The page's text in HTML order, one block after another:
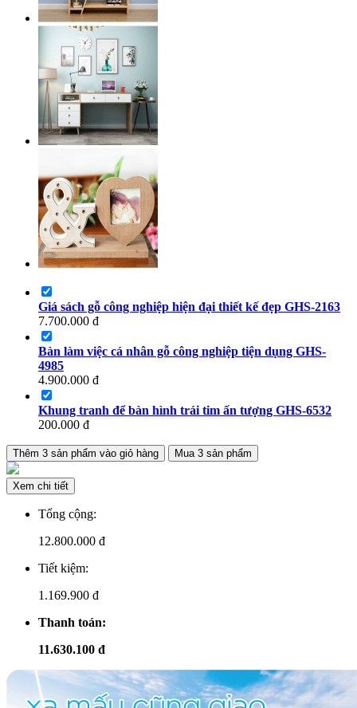
Giá sách gỗ công nghiệp hiện đại thiết kế đẹp GHS-2163
7.700.000 đ
Bàn làm việc cá nhân gỗ công nghiệp tiện dụng GHS-
4985
4.900.000 đ
Khung tranh để bàn hình trái tim ấn tượng GHS-6532
200.000 đ
Thêm 3 sản phẩm vào giỏ hàng Mua 3 sản phẩm
Xem chi tiết
Tổng cộng:
12.800.000 đ
Tiết kiệm:
1.169.900 đ
Thanh toán:
11.630.100 đ